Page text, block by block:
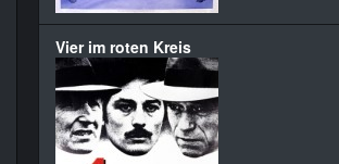
Vier im roten Kreis